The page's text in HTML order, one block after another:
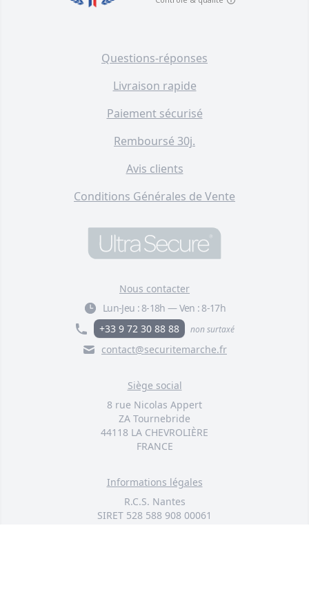
Questions-réponses
Livraison rapide
Paiement sécurisé
Remboursé 30j.
Avis clients
Conditions Générales de Vente
Nous contacter
Lun-Jeu : 8-18h —Ven : 8-17h
+33 9 72 30 88 88
non surtaxé
contact@securitemarche.fr
Siège social
8 rue Nicolas Appert
ZA Tournebride
44118 LA CHEVROLIÈRE
FRANCE
Informations légales
R.C.S. Nantes
SIRET 528 588 908 00061